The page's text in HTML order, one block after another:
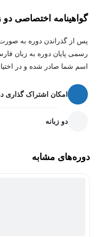
تمرین با سوالات
چرا این دوره؟
جمع‌بندی کامل و
حل مثال‌های متعدد در هر
گواهینامه اختصاصی دو
پس از گذراندن دوره به
رسمی پایان دوره به زبان
اسم شما صادر شده و در
امکان اشتراک گذاری
دو زبانه
دوره‌های مشابه